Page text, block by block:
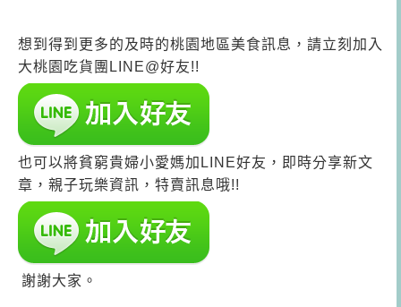
想到得到更多的及時的桃園地區美食訊息，請立刻加入
大桃園吃貨團LINE@好友!!
也可以將貧窮貴婦小愛媽加LINE好友，即時分享新文
章，親子玩樂資訊，特賣訊息哦!!
謝謝大家。